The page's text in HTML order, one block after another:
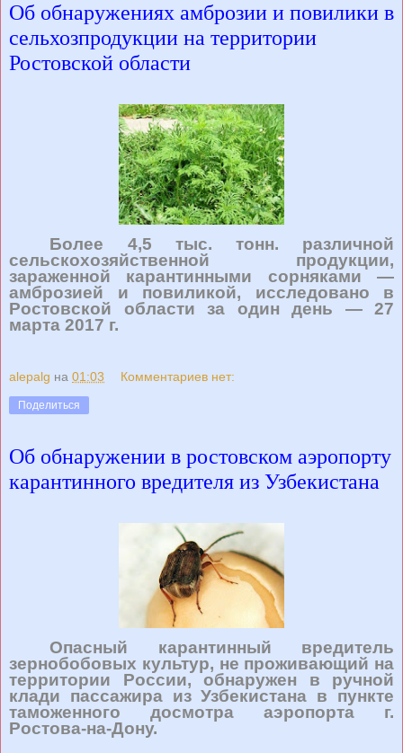
Об обнаружениях амброзии и повилики в
сельхозпродукции на территории
Ростовской области
Более 4,5 тыс. тонн. различной
сельскохозяйственной продукции,
зараженной карантинными сорняками —
амброзией и повиликой, исследовано в
Ростовской области за один день — 27
марта 2017 г.
alepalg на 01:03 Комментариев нет:
Поделиться
Об обнаружении в ростовском аэропорту
карантинного вредителя из Узбекистана
Опасный карантинный вредитель
зернобобовых культур, не проживающий на
территории России, обнаружен в ручной
клади пассажира из Узбекистана в пункте
таможенного досмотра аэропорта г.
Ростова-на-Дону.